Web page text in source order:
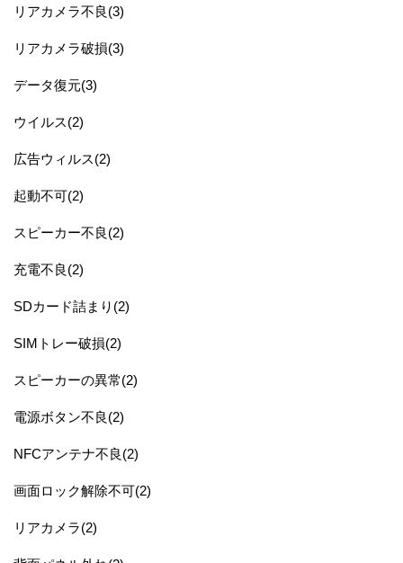
リアカメラ不良(3)
リアカメラ破損(3)
データ復元(3)
ウイルス(2)
広告ウィルス(2)
起動不可(2)
スピーカー不良(2)
充電不良(2)
SDカード詰まり(2)
SIMトレー破損(2)
スピーカーの異常(2)
電源ボタン不良(2)
NFCアンテナ不良(2)
画面ロック解除不可(2)
リアカメラ(2)